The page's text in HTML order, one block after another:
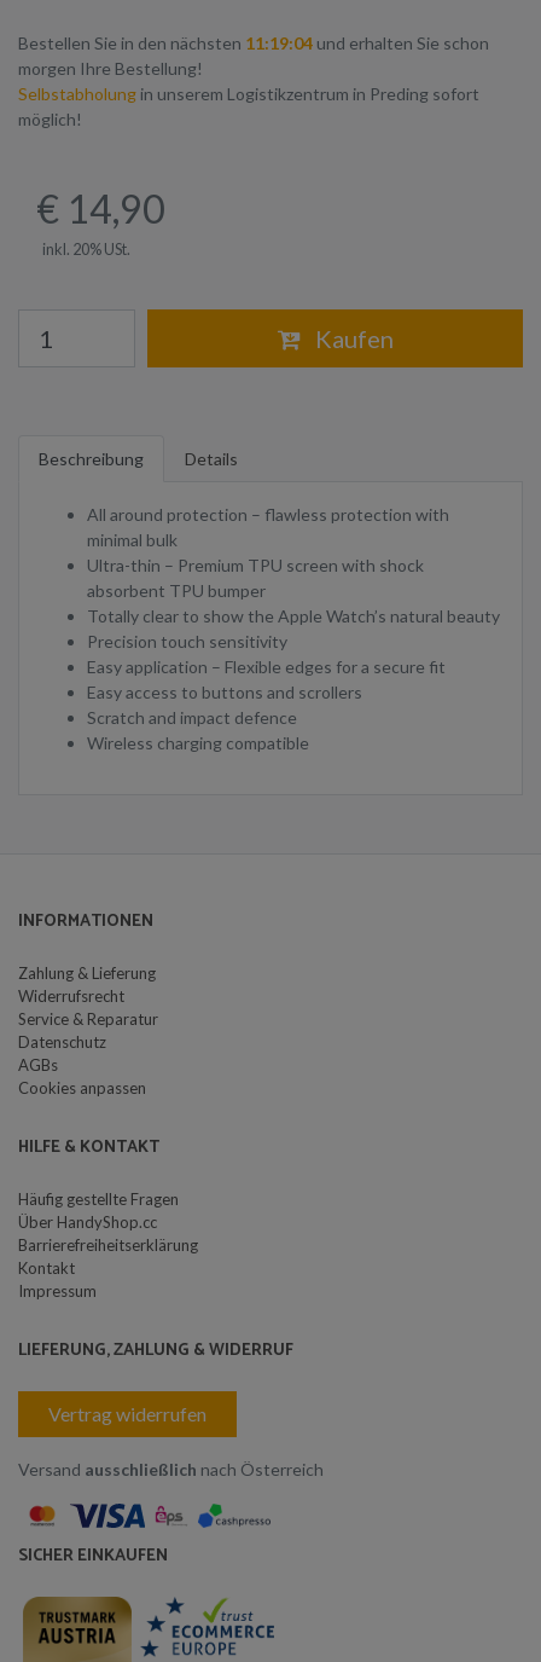
Bestellen Sie in den nächsten 11:19:04 und erhalten Sie schon
morgen Ihre Bestellung!
Selbstabholung in unserem Logistikzentrum in Preding sofort
möglich!
€ 14,90
inkl. 20% USt.
Kaufen
Beschreibung Details
All around protection – flawless protection with
minimal bulk
Ultra-thin – Premium TPU screen with shock
absorbent TPU bumper
Totally clear to show the Apple Watch’s natural beauty
Precision touch sensitivity
Easy application – Flexible edges for a secure fit
Easy access to buttons and scrollers
Scratch and impact defence
Wireless charging compatible
INFORMATIONEN
Zahlung & Lieferung
Widerrufsrecht
Service & Reparatur
Datenschutz
AGBs
Cookies anpassen
HILFE & KONTAKT
Häufig gestellte Fragen
Über HandyShop.cc
Barrierefreiheitserklärung
Kontakt
Impressum
LIEFERUNG, ZAHLUNG & WIDERRUF
Vertrag widerrufen
Versand ausschließlich nach Österreich
SICHER EINKAUFEN